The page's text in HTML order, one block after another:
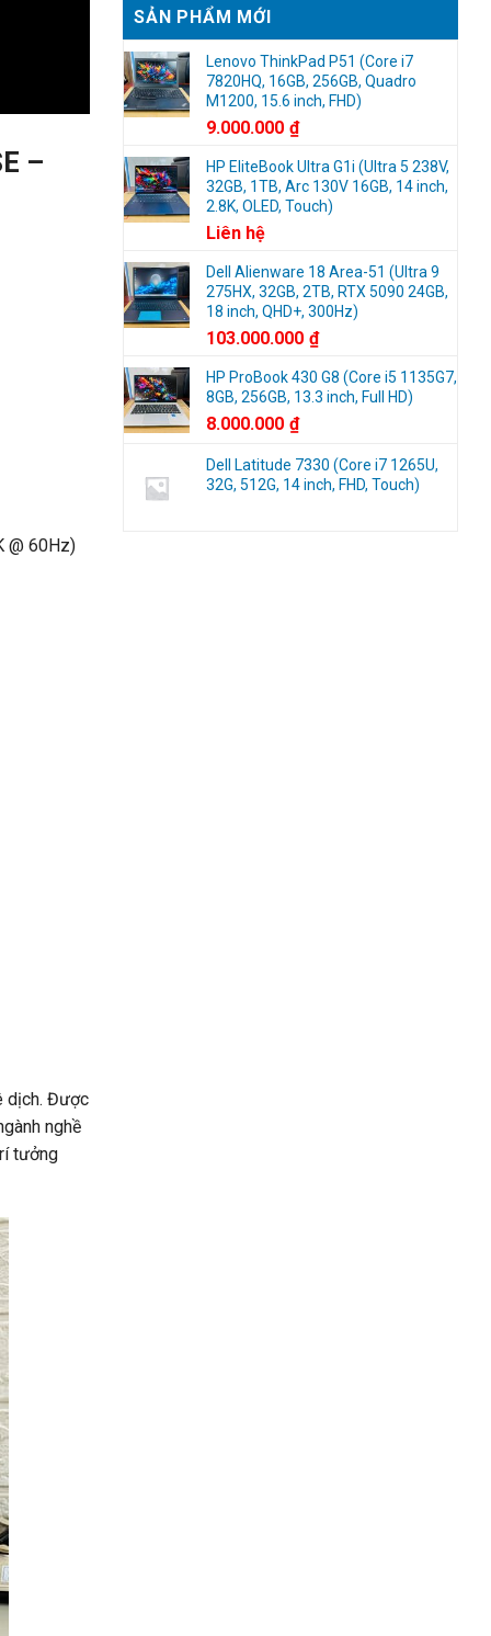
–
@ 60Hz)
dịch. Được
nghề
tưởng
9310
đáng
mua
nhất
2025
in
1
cảm
ứng
gập
mua
nhất
SẢN PHẨM MỚI
Lenovo ThinkPad P51 (Core i7
7820HQ, 16GB, 256GB, Quadro
M1200, 15.6 inch, FHD)
9.000.000 ₫
HP EliteBook Ultra G1i (Ultra 5 238V,
32GB, 1TB, Arc 130V 16GB, 14 inch,
2.8K, OLED, Touch)
Liên hệ
Dell Alienware 18 Area-51 (Ultra 9
275HX, 32GB, 2TB, RTX 5090 24GB,
18 inch, QHD+, 300Hz)
103.000.000 ₫
HP ProBook 430 G8 (Core i5 1135G7,
8GB, 256GB, 13.3 inch, Full HD)
8.000.000 ₫
Dell Latitude 7330 (Core i7 1265U,
32G, 512G, 14 inch, FHD, Touch)